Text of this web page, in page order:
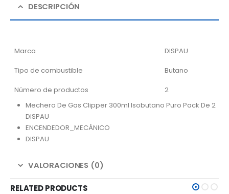
DESCRIPCIÓN
Marca
DISPAU
Tipo de combustible
Butano
Número de productos
2
Mechero De Gas Clipper 300ml Isobutano Puro Pack De 2
DISPAU
ENCENDEDOR_MECÁNICO
DISPAU
VALORACIONES (0)
RELATED PRODUCTS